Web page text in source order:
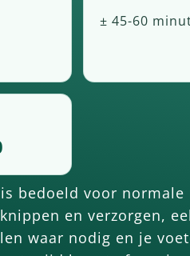
± 45-60
bedoeld voor normale
en verzorgen,
waar nodig en je